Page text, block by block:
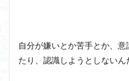
自分が嫌いとか苦手とか、
たり、認識しようとしないん